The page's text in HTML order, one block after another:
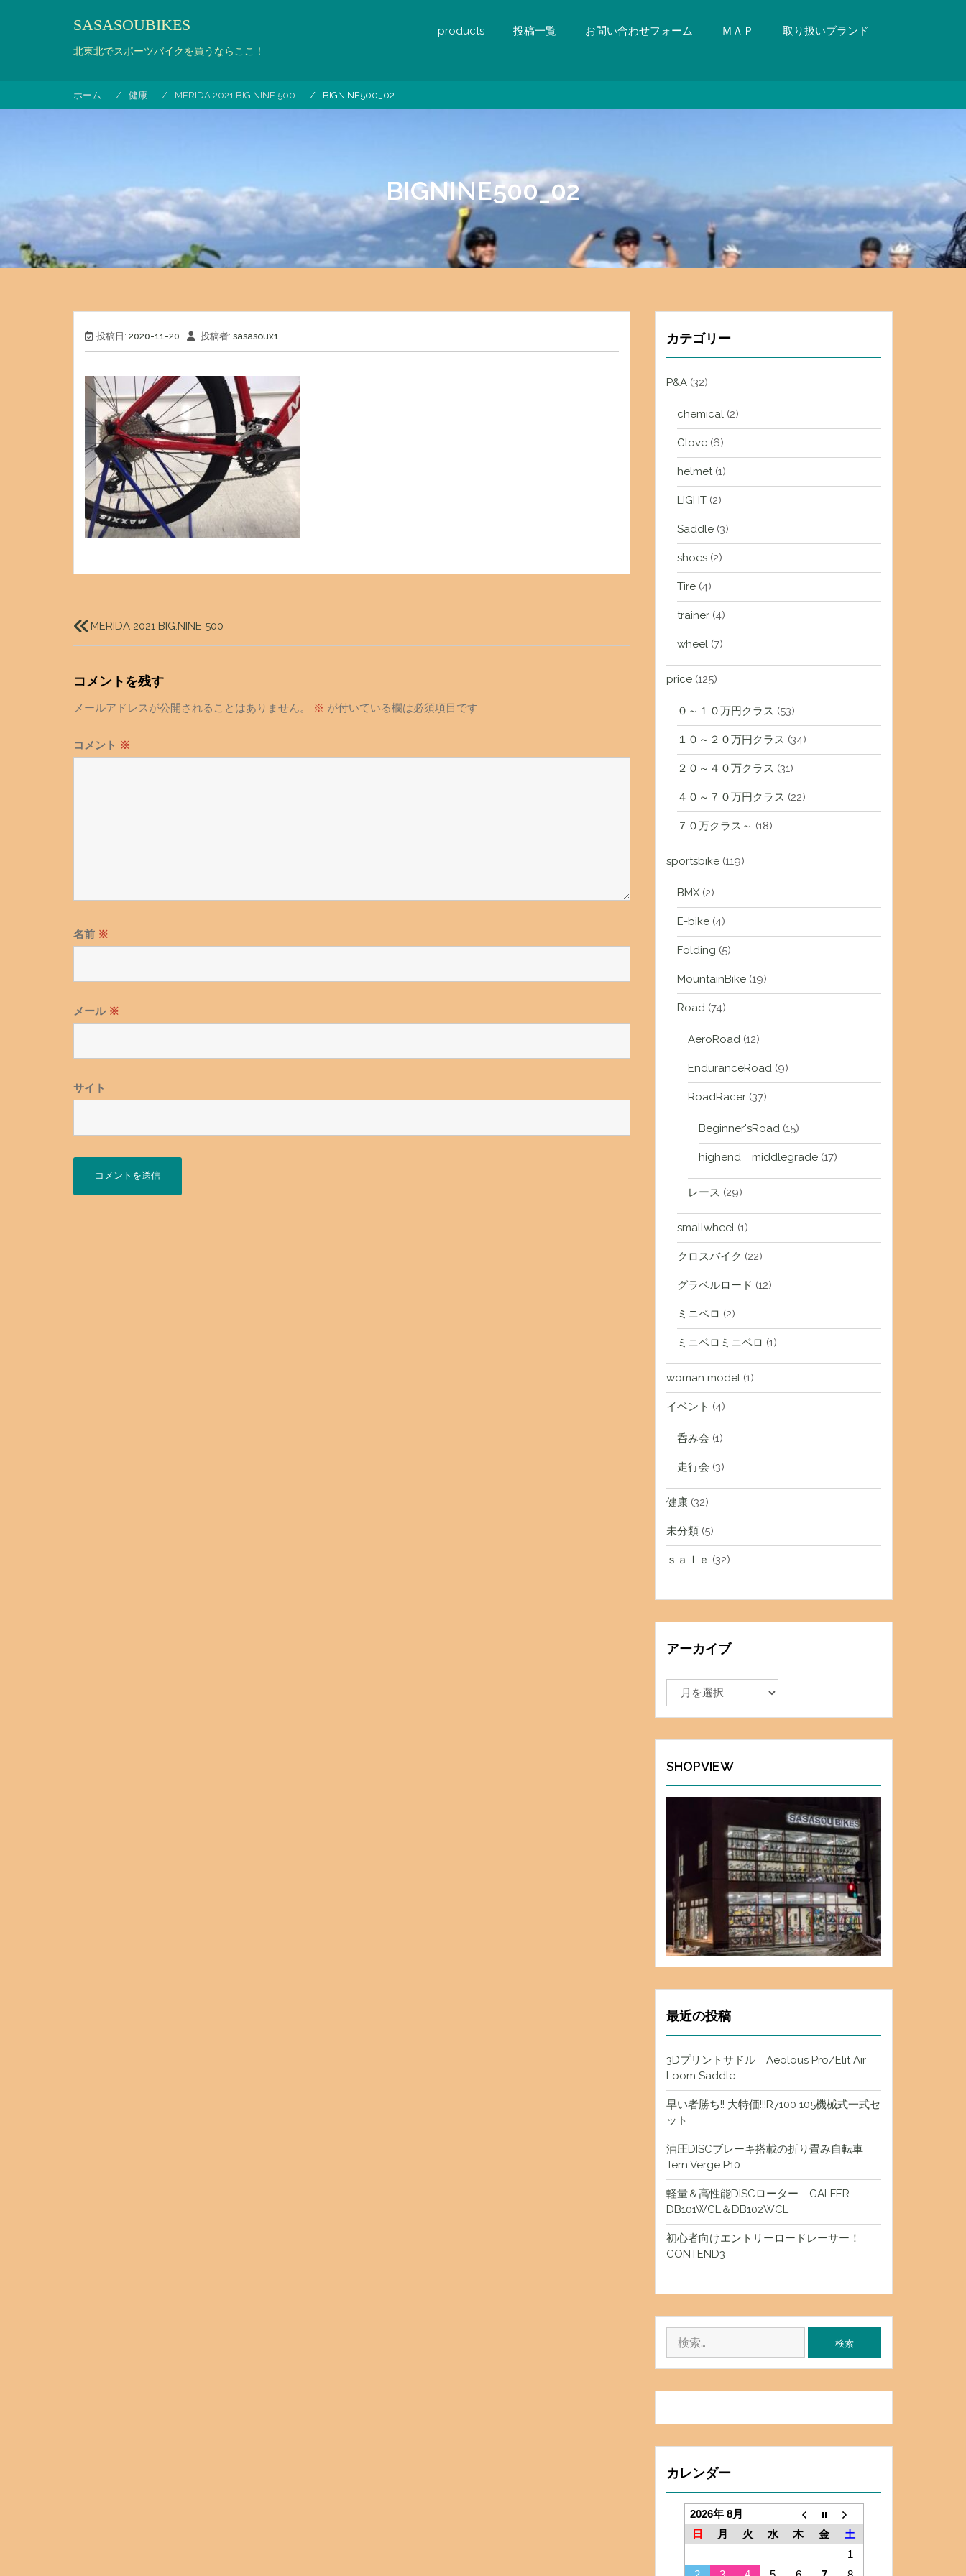
SASASOUBIKES
北東北でスポーツバイクを買うならここ！
products 投稿一覧 お問い合わせフォーム ＭＡＰ 取り扱いブランド
ホーム 健康 MERIDA 2021 BIG.NINE 500 BIGNINE500_02
BIGNINE500_02
投稿日: 2020-11-20 投稿者: sasasoux1
投
稿
ナ
ビ
ー
シ
ョ
MERIDA 2021 BIG.NINE 500
コメントを残す
メールアドレスが公開されることはありません。 ※ が付いている欄は必須項目です
コメント ※
名前 ※
メール ※
サイト
カテゴリー
P&A (32)
chemical (2)
Glove (6)
helmet(1)
LIGHT (2)
Saddle (3)
shoes (2)
Tire (4)
trainer (4)
wheel (7)
price (125)
０～１０万円クラス (53)
１０～２０万円クラス (34)
２０～４０万クラス (31)
４０～７０万円クラス (22)
７０万クラス～ (18)
sportsbike (119)
BMX (2)
E-bike (4)
Folding (5)
MountainBike (19)
Road (74)
AeroRoad (12)
EnduranceRoad (9)
RoadRacer (37)
Beginner'sRoad (15)
highend middlegrade (17)
レース (29)
smallwheel (1)
クロスバイク (22)
グラベルロード (12)
ミニベロ (2)
ミニベロミニベロ (1)
woman model (1)
イベント (4)
呑み会 (1)
走行会 (3)
健康 (32)
未分類 (5)
ｓａｌｅ (32)
アーカイブ
カ
SHOPVIEW
最近の投稿
3Dプリントサドル Aeolous Pro/Elit Air
Loom Saddle
早い者勝ち!! 大特価!!!R7100 105機械式一式セ
ット
油圧DISCブレーキ搭載の折り畳み自転車
Tern Verge P10
軽量＆高性能DISCローター GALFER
DB101WCL＆DB102WCL
初心者向けエントリーロードレーサー！
CONTEND3
索:
カレンダー
2026年 8月
日
月 火 水 木 金
土
1